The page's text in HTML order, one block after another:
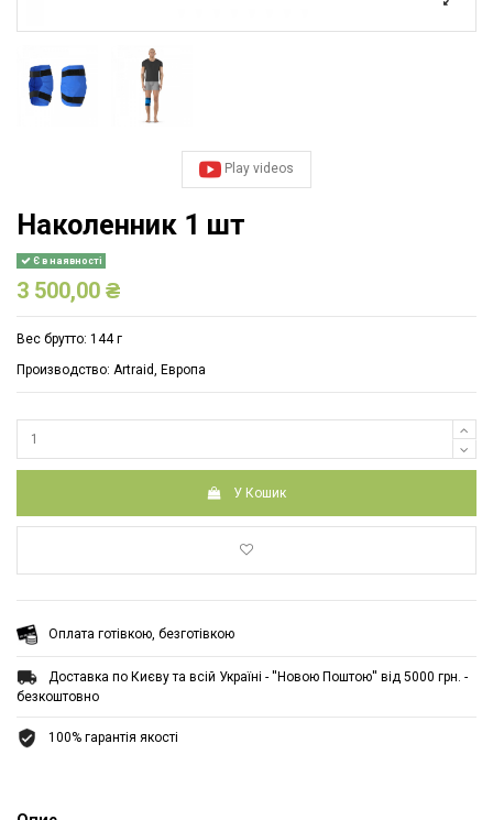
Play videos
Наколенник 1 шт
Є в наявності
3 500,00 ₴
Вес брутто: 144 г
Производство: Artraid, Европа
У Кошик
Оплата готівкою, безготівкою
Доставка по Києву та всій Україні - ''Новою Поштою'' від 5000 грн. -
безкоштовно
100% гарантія якості